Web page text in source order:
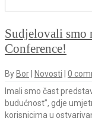
Sudjelovali smo
Conference!
By Bor Novosti 0
Imali smo čast
budućnost”, gdje
korisnicima u